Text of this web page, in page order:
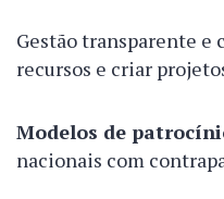
Gestão transparente e
recursos e criar
Modelos de
nacionais com